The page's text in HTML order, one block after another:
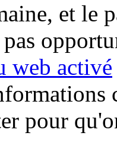
et le
web activé
pour